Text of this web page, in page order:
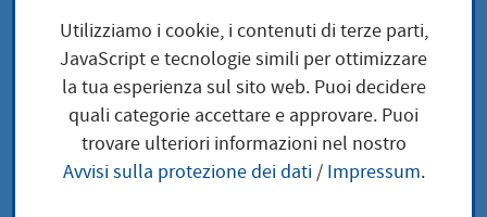
Mostre nel municipio
Mostra itinerante del Bundestag
Utilizziamo i cookie, i contenuti di terze parti,
JavaScript e tecnologie simili per ottimizzare
la tua esperienza sul sito web. Puoi decidere
quali categorie accettare e approvare. Puoi
trovare ulteriori informazioni nel nostro
Avvisi sulla protezione dei dati/ Impressum.